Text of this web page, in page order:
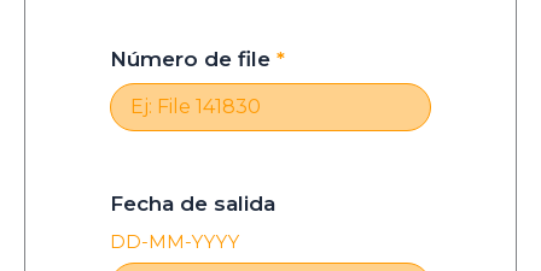
Número de file *
Fecha de salida
DD-MM-YYYY